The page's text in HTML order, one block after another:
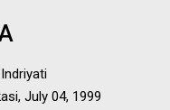
July 04, 1999